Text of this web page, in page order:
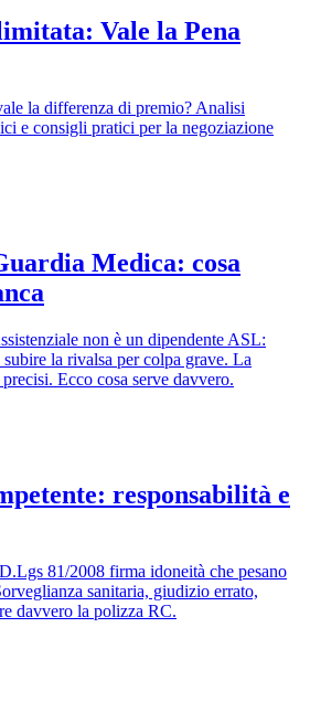
Vale la Pena
la differenza di premio? Analisi
e consigli pratici per la negoziazione
Medica: cosa
non è un dipendente ASL:
la rivalsa per colpa grave. La
Ecco cosa serve davvero.
responsabilità e
81/2008 firma idoneità che pesano
sanitaria, giudizio errato,
davvero la polizza RC.